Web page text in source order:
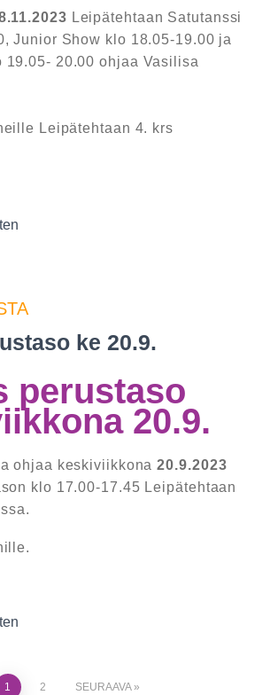
Leipätehtaan Satutanssi
Junior Show klo 18.05-19.00 ja
19.05- 20.00 ohjaa Vasilisa
Leipätehtaan 4. krs
ke 20.9.
perustaso
20.9.
ohjaa keskiviikkona20.9.2023
klo 17.00-17.45 Leipätehtaan
1 2 SEURAAVA